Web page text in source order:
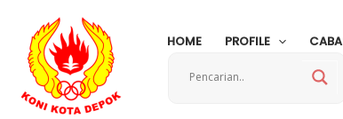
content
HOME PROFILE